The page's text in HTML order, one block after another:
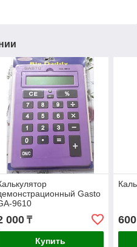
Gasto
9610
000₸
Купить
600